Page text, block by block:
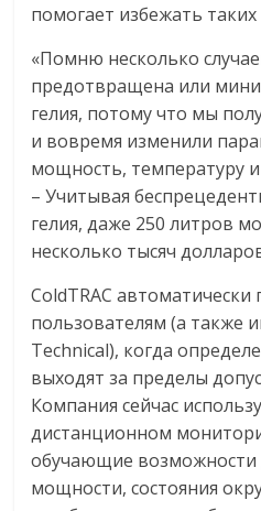
помогает избежать
«Помню несколько
предотвращена или
гелия, потому что мы
и вовремя изменили
мощность, температуру и
– Учитывая
гелия, даже 250 литров
несколько тысяч
ColdTRAC автоматически
пользователям (а также
Technical), когда
выходят за пределы
Компания сейчас
дистанционном
обучающие возможности
мощности, состояния